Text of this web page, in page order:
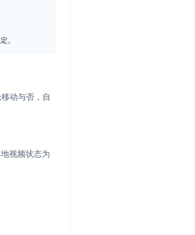
。
动与否，自
视频状态为